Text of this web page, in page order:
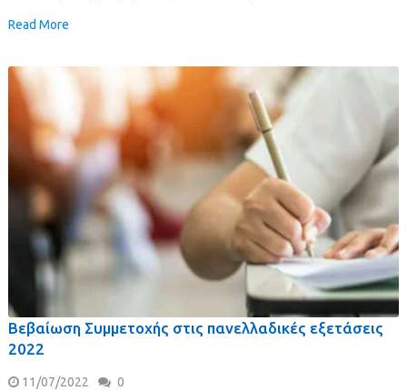
Read More
Βεβαίωση Συμμετοχής στις πανελλαδικές εξετάσεις
2022
11/07/2022 0